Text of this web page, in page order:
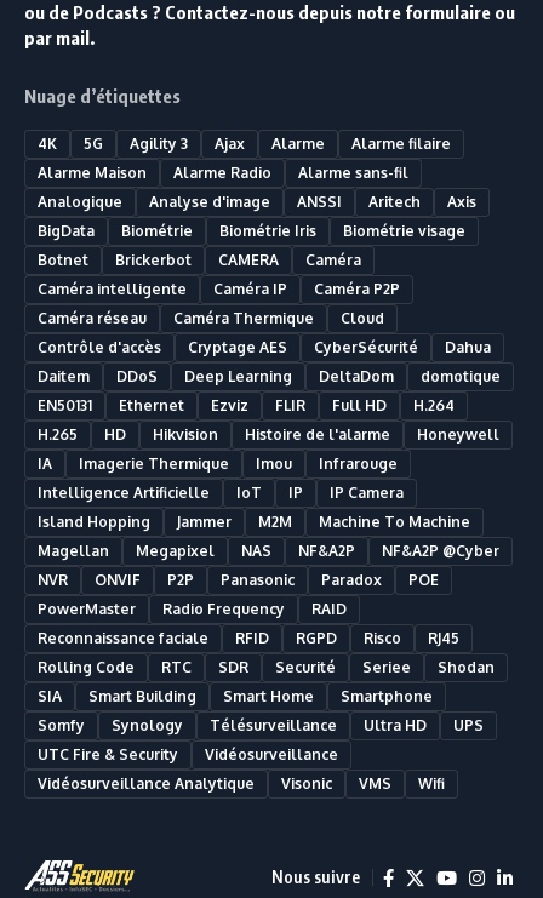
ou de Podcasts ? Contactez-nous depuis notre formulaire ou
par mail.
Nuage d’étiquettes
4K 5G Agility 3 Ajax Alarme
Alarme filaire
Alarme Maison
Alarme Radio
Alarme sans-fil
Analogique
Analyse d'image ANSSI Aritech
Axis
BigData
Biométrie Biométrie Iris
Biométrie visage
Botnet
Brickerbot CAMERA
Caméra
Caméra intelligente
Caméra IP
Caméra P2P
Caméra réseau
Caméra Thermique
Cloud
Contrôle d'accès
Cryptage AES CyberSécurité
Dahua
Daitem
DDoS Deep Learning DeltaDom
domotique
EN50131
Ethernet Ezviz FLIR Full HD
H.264
H.265
HD Hikvision Histoire de l'alarme
Honeywell
IA
Imagerie Thermique Imou
Infrarouge
Intelligence Artificielle
IoT IP
IP Camera
Island Hopping
Jammer M2M
Machine To Machine
Magellan
Megapixel NAS NF&A2P
NF&A2P @Cyber
NVR
ONVIF P2P Panasonic Paradox
POE
PowerMaster
Radio Frequency
RAID
Reconnaissance faciale
RFID RGPD Risco
RJ45
Rolling Code
RTC SDR Securité Seriee
Shodan
SIA
Smart Building Smart Home
Smartphone
Somfy
Synology Télésurveillance Ultra HD
UPS
UTC Fire & Security
Vidéosurveillance
Vidéosurveillance Analytique
Visonic VMS Wifi
Nous suivre